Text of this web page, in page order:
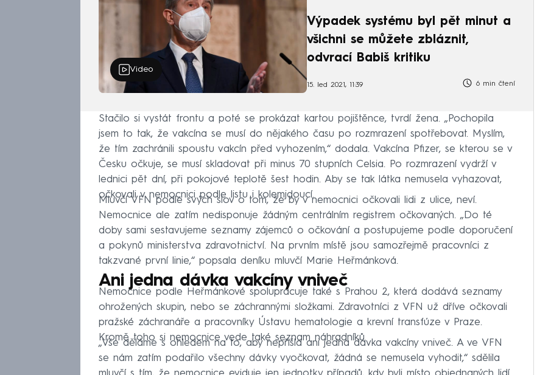
Video
Výpadek systému byl pět minut a
všichni se můžete zbláznit,
odvrací Babiš kritiku
15. led 2021, 11:39 6 min čtení
Stačilo si vystát frontu a poté se prokázat kartou pojištěnce, tvrdí žena. „Pochopila
jsem to tak, že vakcína se musí do nějakého času po rozmrazení spotřebovat. Myslím,
že tím zachránili spoustu vakcín před vyhozením,“ dodala. Vakcína Pfizer, se kterou se v
Česku očkuje, se musí skladovat při minus 70 stupních Celsia. Po rozmrazení vydrží v
lednici pět dní, při pokojové teplotě šest hodin. Aby se tak látka nemusela vyhazovat,
očkovali v nemocnici podle listu i kolemjdoucí.
Mluvčí VFN podle svých slov o tom, že by v nemocnici očkovali lidi z ulice, neví.
Nemocnice ale zatím nedisponuje žádným centrálním registrem očkovaných. „Do té
doby sami sestavujeme seznamy zájemců o očkování a postupujeme podle doporučení
a pokynů ministerstva zdravotnictví. Na prvním místě jsou samozřejmě pracovníci z
takzvané první linie,“ popsala deníku mluvčí Marie Heřmánková.
Ani jedna dávka vakcíny vniveč
Nemocnice podle Heřmánkové spolupracuje také s Prahou 2, která dodává seznamy
ohrožených skupin, nebo se záchrannými složkami. Zdravotníci z VFN už dříve očkovali
pražské záchranáře a pracovníky Ústavu hematologie a krevní transfúze v Praze.
Kromě toho si nemocnice vede také seznam náhradníků.
„Vše děláme s ohledem na to, aby nepřišla ani jedna dávka vakcíny vniveč. A ve VFN
se nám zatím podařilo všechny dávky vyočkovat, žádná se nemusela vyhodit,“ sdělila